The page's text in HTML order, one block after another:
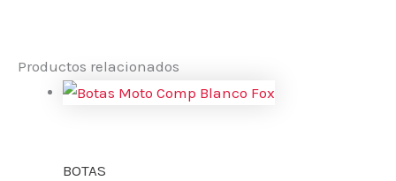
Productos relacionados
BOTAS